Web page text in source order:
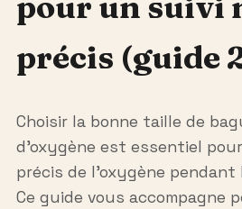
précis (guide
Choisir la bonne taille de
d’oxygène est essentiel
précis de l’oxygène
Ce guide vous accompagne